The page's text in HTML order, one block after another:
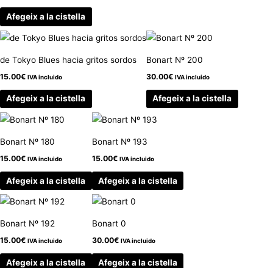
Afegeix a la cistella
de Tokyo Blues hacia gritos sordos
15.00€ IVA incluido
Afegeix a la cistella
Bonart Nº 200
30.00€ IVA incluido
Afegeix a la cistella
Bonart Nº 180
15.00€ IVA incluido
Afegeix a la cistella
Bonart Nº 193
15.00€ IVA incluido
Afegeix a la cistella
Bonart Nº 192
15.00€ IVA incluido
Afegeix a la cistella
Bonart 0
30.00€ IVA incluido
Afegeix a la cistella